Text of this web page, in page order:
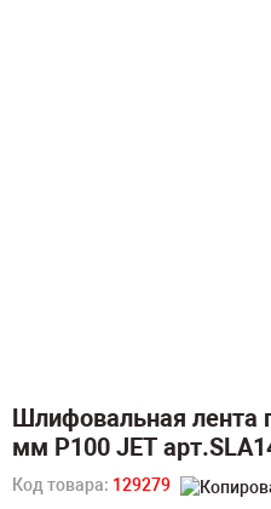
Шлифовальная лента
мм P100 JET
Код товара: 129279